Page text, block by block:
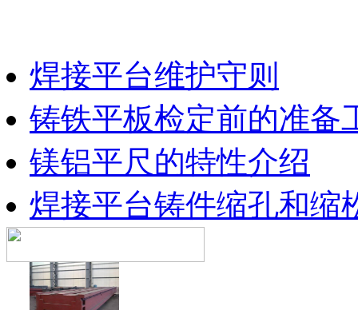
焊接平台维护守则
铸铁平板检定前的准备
镁铝平尺的特性介绍
焊接平台铸件缩孔和缩